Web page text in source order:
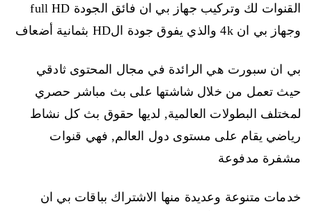
القنوات لك وتركيب جهاز بي ان فائق الجودة full HD
وجهاز بي ان 4k والذي يفوق جودة الHD بثمانية أضعاف
بي ان سبورت هي الرائدة في مجال المحتوى ثادقي
حيث تعمل من خلال شاشتها على بث مباشر حصري
لمختلف البطولات العالمية, لديها حقوق بث كل نشاط
رياضي يقام على مستوى دول العالم, فهي قنوات
مشفرة مدفوعة
خدمات متنوعة وعديدة منها الاشتراك بباقات بي ان